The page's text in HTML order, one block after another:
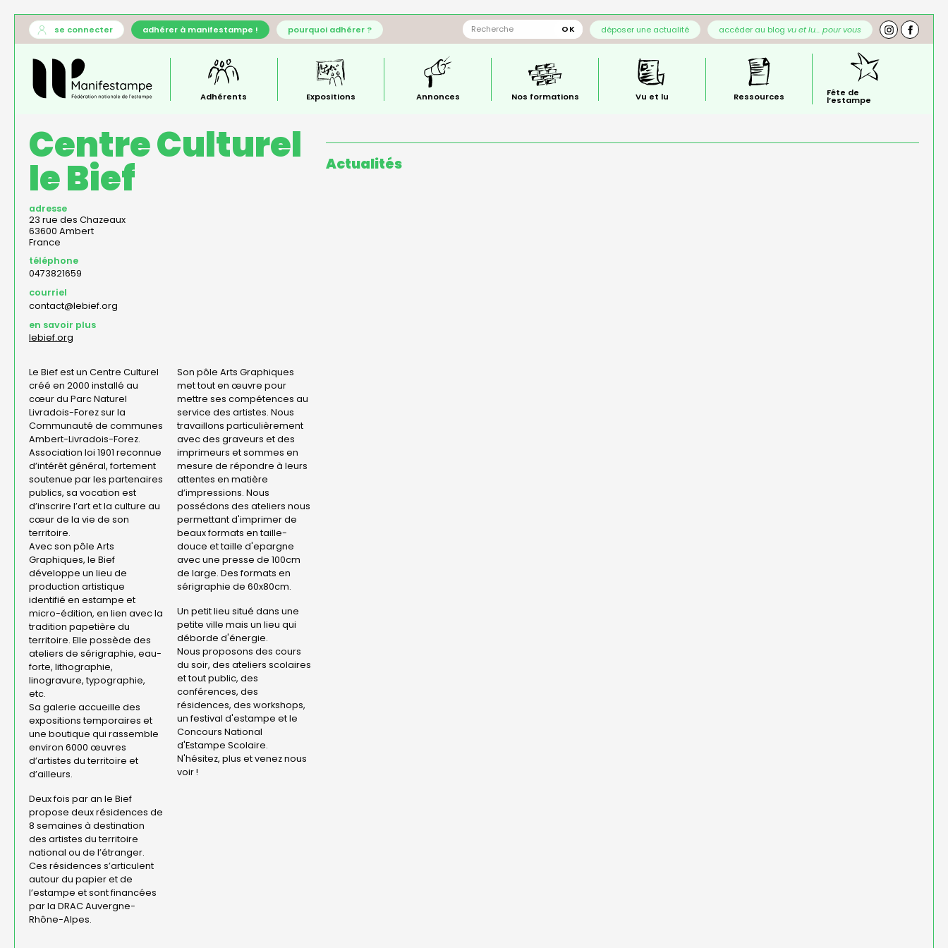
Aller
principal
User
account
menu
se connecter adhérer à manifestampe ! pourquoi adhérer ? déposer une actualité accéder au blog vu et lu… pour vous
—
menu
principal
Adhérents Expositions Annonces Nos formations Vu et lu Ressources Fête de
l’estampe
Centre Culturel
le Bief
adresse
23 rue des Chazeaux
63600 Ambert
France
téléphone
0473821659
courriel
contact@lebief.org
en savoir plus
lebief.org
Le Bief est un Centre Culturel
créé en 2000 installé au
cœur du Parc Naturel
Livradois-Forez sur la
Communauté de communes
Ambert-Livradois-Forez.
Association loi 1901 reconnue
d’intérêt général, fortement
soutenue par les partenaires
publics, sa vocation est
d’inscrire l’art et la culture au
cœur de la vie de son
territoire.
Avec son pôle Arts
Graphiques, le Bief
développe un lieu de
production artistique
identifié en estampe et
micro-édition, en lien avec la
tradition papetière du
territoire. Elle possède des
ateliers de sérigraphie, eau-
forte, lithographie,
linogravure, typographie,
etc.
Sa galerie accueille des
expositions temporaires et
une boutique qui rassemble
environ 6000 œuvres
d’artistes du territoire et
d’ailleurs.
Deux fois par an le Bief
propose deux résidences de
8 semaines à destination
des artistes du territoire
national ou de l’étranger.
Ces résidences s’articulent
autour du papier et de
l’estampe et sont financées
par la DRAC Auvergne-
Rhône-Alpes.
Son pôle Arts Graphiques
met tout en œuvre pour
mettre ses compétences au
service des artistes. Nous
travaillons particulièrement
avec des graveurs et des
imprimeurs et sommes en
mesure de répondre à leurs
attentes en matière
d’impressions. Nous
possédons des ateliers nous
permettant d'imprimer de
beaux formats en taille-
douce et taille d'epargne
avec une presse de 100cm
de large. Des formats en
sérigraphie de 60x80cm.
Un petit lieu situé dans une
petite ville mais un lieu qui
déborde d'énergie.
Nous proposons des cours
du soir, des ateliers scolaires
et tout public, des
conférences, des
résidences, des workshops,
un festival d'estampe et le
Concours National
d'Estampe Scolaire.
N'hésitez, plus et venez nous
voir !
Actualités